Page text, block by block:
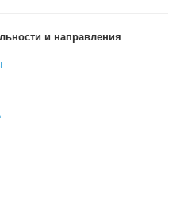
и направления